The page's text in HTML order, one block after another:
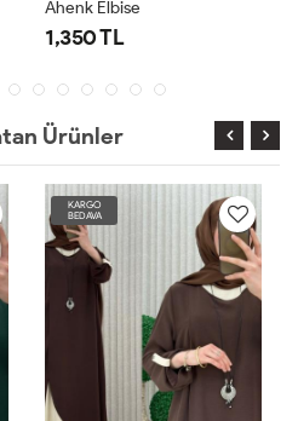
Ahenk Elbise
1,350 TL
Ürünler
KARGO
BEDAVA